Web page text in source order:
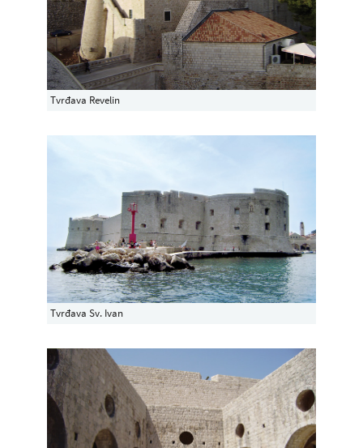
Tvrđava Revelin
Tvrđava Sv. Ivan